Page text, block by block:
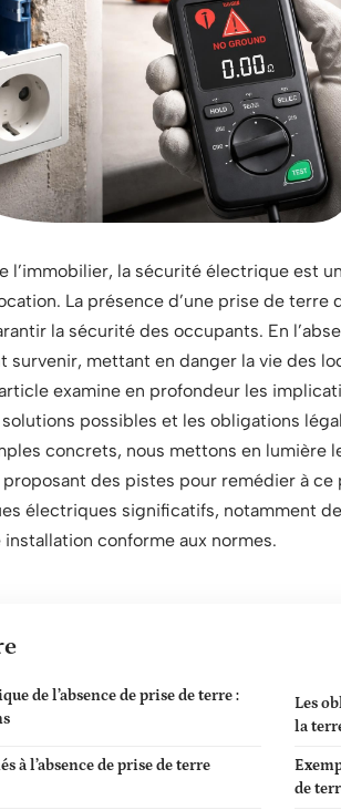
l’immobilier, la sécurité électrique est
La présence d’une prise de
la sécurité des occupants. En
survenir, mettant en danger la vie des
examine en profondeur les
possibles et les obligations
concrets, nous mettons en lumière
des pistes pour remédier à
électriques significatifs, notamment
installation conforme aux normes.
de l’absence de prise de terre :
Les
la
à l’absence de prise de terre
de